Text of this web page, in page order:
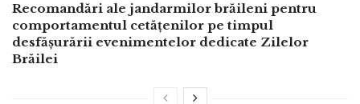
Recomandări ale jandarmilor brăileni pentru
comportamentul cetățenilor pe timpul
desfășurării evenimentelor dedicate Zilelor
Brăilei